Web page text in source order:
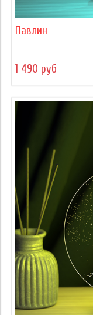
Павлин
1 490 руб